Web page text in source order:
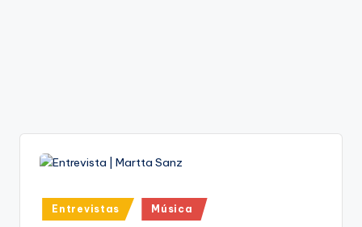
Publicado
en
Entrevistas Música